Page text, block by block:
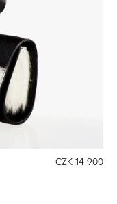
CZK 14 900